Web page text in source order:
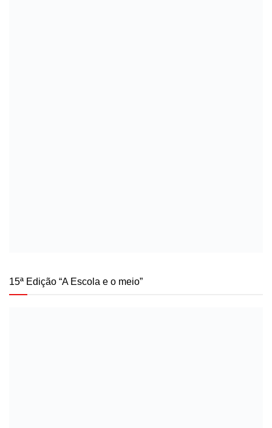
15ª Edição “A Escola e o meio”